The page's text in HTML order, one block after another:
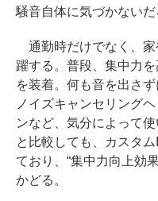
騒音自体に気づかないだ
通勤時だけでなく、家
躍する。普段、集中力
を装着。何も音を出さ
ノイズキャンセリング
ンなど、気分によって
と比較しても、カスタ
ており、“集中力向上効
かどる。